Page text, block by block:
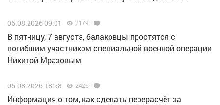
06.08.2026 09:01 2179
В пятницу, 7 августа, балаковцы простятся с
погибшим участником специальной военной операции
Никитой Мразовым
05.08.2026 18:58 2426
Информация о том, как сделать перерасчёт за